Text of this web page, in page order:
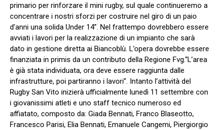
primario per rinforzare il mini rugby, sul quale continueremo a
concentrare i nostri sforzi per costruire nel giro di un paio
d’anni una solida Under 14”. Nel frattempo dovrebbero essere
avviati i lavori per la realizzazione di un impianto che sarà
dato in gestione diretta ai Biancoblù. L’opera dovrebbe essere
finanziata in primis da un contributo della Regione Fvg.“L’area
è già stata individuata, ora deve essere raggiunta dalle
infrastrutture, poi partiranno i lavori”. Intanto l’attività del
Rugby San Vito inizierà ufficialmente lunedì 11 settembre con
i giovanissimi atleti e uno staff tecnico numeroso ed
affiatato, composto da: Giada Bennati, Franco Blaseotto,
Francesco Parisi, Elia Bennati, Emanuele Cangemi, Piergiorgio